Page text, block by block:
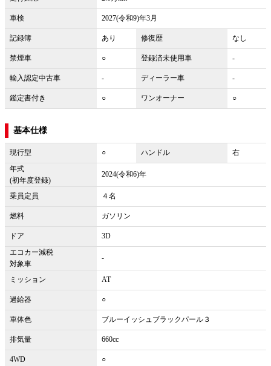
車検 2027(令和9)年3月
記録簿 あり 修復歴 なし
禁煙車 ○ 登録済未使用車 -
輸入認定中古車 - ディーラー車 -
鑑定書付き ○ ワンオーナー ○
基本仕様
現行型 ○ ハンドル
右
年式
(初年度登録)
2024(令和6)年
乗員定員 ４名
燃料 ガソリン
ドア
3D
エコカー減税
対象車
-
ミッション AT
過給器 ○
車体色 ブルーイッシュブラックパール３
排気量 660cc
4WD ○